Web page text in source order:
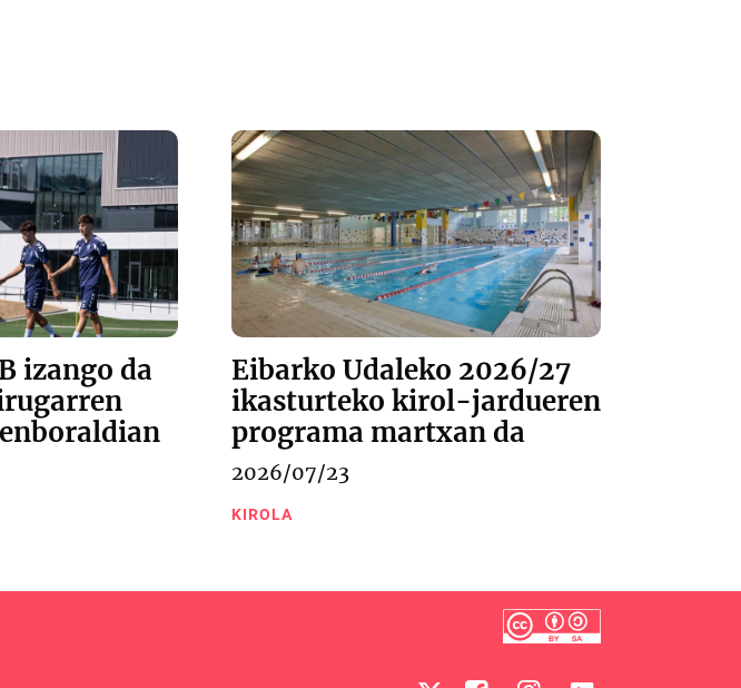
izango da
Eibarko Udaleko 2026/27
ikasturteko kirol-jardueren
programa martxan da
2026/07/23
KIROLA